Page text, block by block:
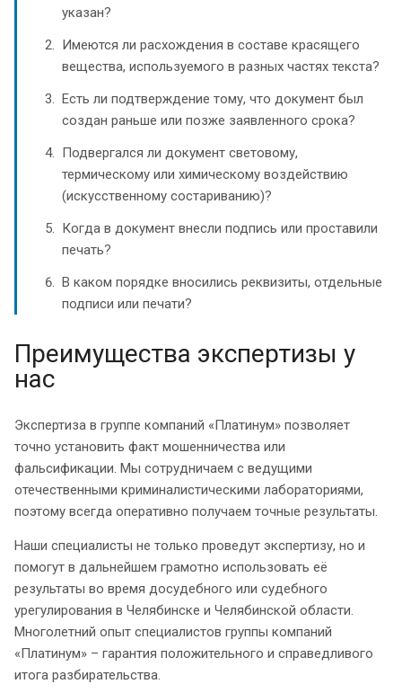
указан?
Имеются ли расхождения в составе красящего
вещества, используемого в разных частях текста?
Есть ли подтверждение тому, что документ был
создан раньше или позже заявленного срока?
Подвергался ли документ световому,
термическому или химическому воздействию
(искусственному состариванию)?
Когда в документ внесли подпись или проставили
печать?
В каком порядке вносились реквизиты, отдельные
подписи или печати?
Преимущества экспертизы у
нас
Экспертиза в группе компаний «Платинум» позволяет
точно установить факт мошенничества или
фальсификации. Мы сотрудничаем с ведущими
отечественными криминалистическими лабораториями,
поэтому всегда оперативно получаем точные результаты.
Наши специалисты не только проведут экспертизу, но и
помогут в дальнейшем грамотно использовать её
результаты во время досудебного или судебного
урегулирования в Челябинске и Челябинской области.
Многолетний опыт специалистов группы компаний
«Платинум» – гарантия положительного и справедливого
итога разбирательства.